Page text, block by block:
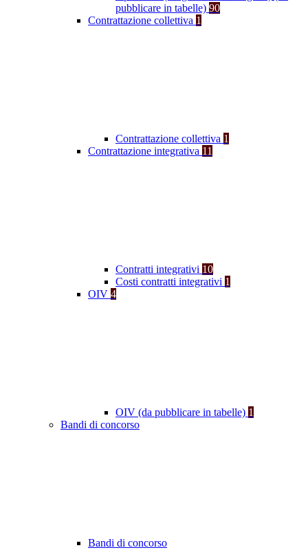
pubblicare in tabelle) 90
Contrattazione collettiva 1
Contrattazione collettiva 1
Contrattazione integrativa 11
Contratti integrativi 10
Costi contratti integrativi 1
OIV 4
OIV (da pubblicare in tabelle) 1
Bandi di concorso
Bandi di concorso